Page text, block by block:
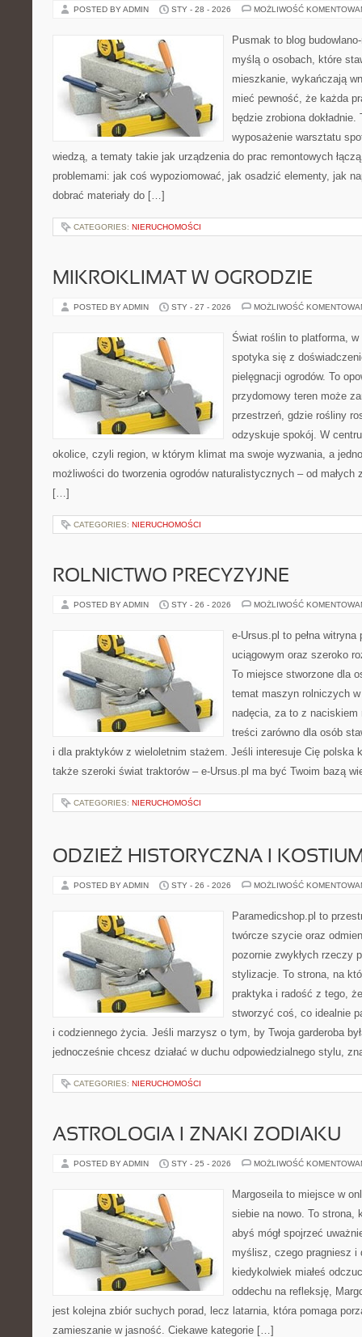
POSTED BY ADMIN STY - 28 - 2026 MOŻLIWOŚĆ
Pusmak to blog
myślą o osobach, które
mieszkanie, wykańczają
mieć pewność, że każda
będzie zrobiona
wyposażenie warsztatu
wiedzą, a tematy takie jak urządzenia do prac remontowych
problemami: jak coś wypoziomować, jak osadzić elementy, jak
dobrać materiały do […]
CATEGORIES: NIERUCHOMOŚCI
MIKROKLIMAT W OGRODZIE
POSTED BY ADMIN STY - 27 - 2026 MOŻLIWOŚĆ
Świat roślin to platforma, w
spotyka się z
pielęgnacji ogrodów. To
przydomowy teren może
przestrzeń, gdzie rośliny
odzyskuje spokój. W
okolice, czyli region, w którym klimat ma swoje wyzwania, a
możliwości do tworzenia ogrodów naturalistycznych – od małych
[…]
CATEGORIES: NIERUCHOMOŚCI
ROLNICTWO PRECYZYJNE
POSTED BY ADMIN STY - 26 - 2026 MOŻLIWOŚĆ
e-Ursus.pl to pełna
uciągowym oraz szeroko
To miejsce stworzone dla
temat maszyn rolniczych
nadęcia, za to z
treści zarówno dla osób
i dla praktyków z wieloletnim stażem. Jeśli interesuje Cię polska
także szeroki świat traktorów – e-Ursus.pl ma być Twoim bazą
CATEGORIES: NIERUCHOMOŚCI
ODZIEŻ HISTORYCZNA I
POSTED BY ADMIN STY - 26 - 2026 MOŻLIWOŚĆ
Paramedicshop.pl to
twórcze szycie oraz
pozornie zwykłych rzeczy
stylizacje. To strona, na
praktyka i radość z tego,
stworzyć coś, co idealnie
i codziennego życia. Jeśli marzysz o tym, by Twoja garderoba
jednocześnie chcesz działać w duchu odpowiedzialnego stylu,
CATEGORIES: NIERUCHOMOŚCI
ASTROLOGIA I ZNAKI ZODIAKU
POSTED BY ADMIN STY - 25 - 2026 MOŻLIWOŚĆ
Margoseila to miejsce w
siebie na nowo. To strona,
abyś mógł spojrzeć
myślisz, czego pragniesz
kiedykolwiek miałeś
oddechu na refleksję,
jest kolejna zbiór suchych porad, lecz latarnia, która pomaga
zamieszanie w jasność. Ciekawe kategorie […]